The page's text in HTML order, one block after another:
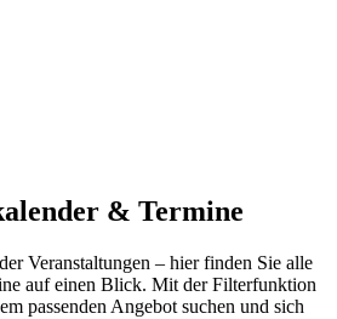
& Termine
Veranstaltungen – hier finden Sie alle
auf einen Blick. Mit der Filterfunktion
passenden Angebot suchen und sich